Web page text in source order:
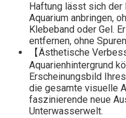
Haftung lässt sich
Aquarium anbringen,
Klebeband oder Gel.
entfernen, ohne
【Ästhetische
Aquarienhintergrund
Erscheinungsbild
die gesamte visuelle
faszinierende neue
Unterwasserwelt.